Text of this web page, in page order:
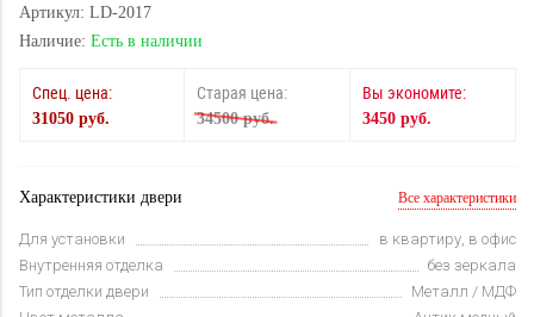
Артикул: LD-2017
Наличие: Есть в наличии
Спец. цена:
31050 руб.
Старая цена:
34500 руб.
Вы экономите:
3450 руб.
Характеристики двери Все характеристики
Для установки
в квартиру, в офис
Внутренняя отделка
без зеркала
Тип отделки двери
Металл / МДФ